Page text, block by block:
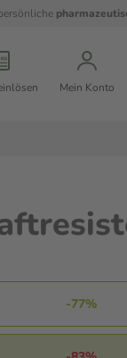
Mein Konto
-77%